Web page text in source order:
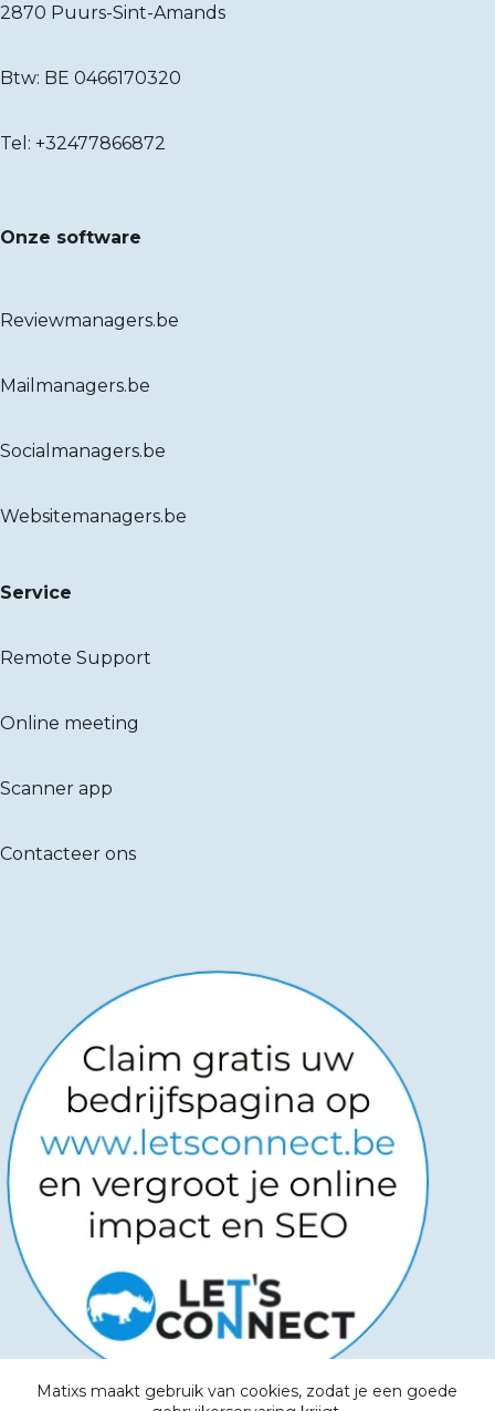
Matixs maakt gebruik van cookies, zodat je een goede
2870 Puurs-Sint-Amands
Btw: BE 0466170320
Tel: +32477866872
Onze software
Reviewmanagers.be
Mailmanagers.be
Socialmanagers.be
Websitemanagers.be
Service
Remote Support
Online meeting
Scanner app
Contacteer ons